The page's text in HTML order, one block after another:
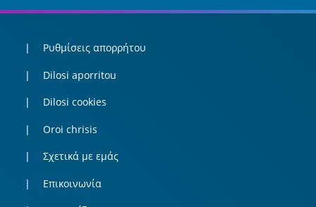
Ρυθμίσεις απορρήτου
Dilosi aporritou
Dilosi cookies
Oroi chrisis
Σχετικά με εμάς
Επικοινωνία